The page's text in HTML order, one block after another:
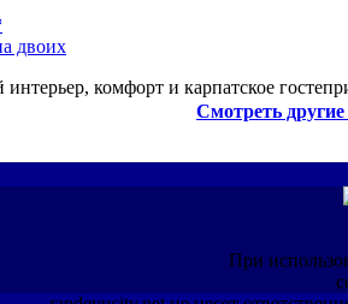
двоих
комфорт и карпатское
Смотреть
При